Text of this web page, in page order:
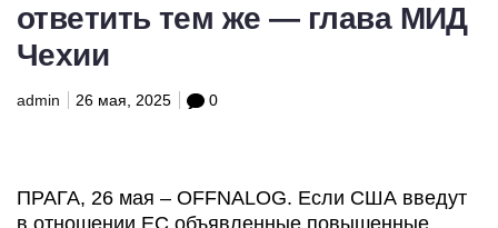
ответить тем же — глава МИД
Чехии
admin 26 мая, 2025 0
ПРАГА, 26 мая – OFFNALOG. Если США введут